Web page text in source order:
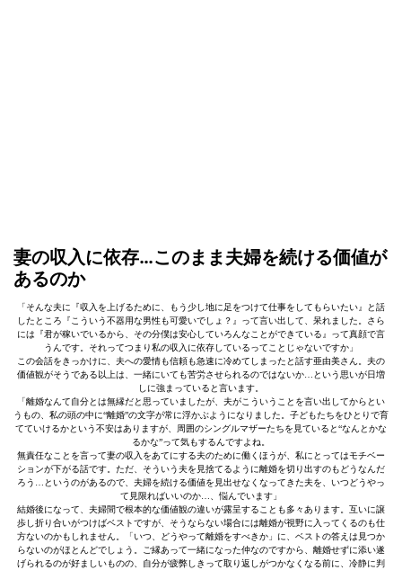
妻の収入に依存…このまま夫婦を続ける価値が
あるのか
「そんな夫に『収入を上げるために、もう少し地に足をつけて仕事をしてもらいたい』と話
したところ『こういう不器用な男性も可愛いでしょ？』って言い出して、呆れました。さら
には『君が稼いでいるから、その分僕は安心していろんなことができている』って真顔で言
うんです。それってつまり私の収入に依存しているってことじゃないですか」
この会話をきっかけに、夫への愛情も信頼も急速に冷めてしまったと話す亜由美さん。夫の
価値観がそうである以上は、一緒にいても苦労させられるのではないか…という思いが日増
しに強まっていると言います。
「離婚なんて自分とは無縁だと思っていましたが、夫がこういうことを言い出してからとい
うもの、私の頭の中に“離婚”の文字が常に浮かぶようになりました。子どもたちをひとりで育
てていけるかという不安はありますが、周囲のシングルマザーたちを見ていると“なんとかな
るかな”って気もするんですよね。
無責任なことを言って妻の収入をあてにする夫のために働くほうが、私にとってはモチベー
ションが下がる話です。ただ、そういう夫を見捨てるように離婚を切り出すのもどうなんだ
ろう…というのがあるので、夫婦を続ける価値を見出せなくなってきた夫を、いつどうやっ
て見限ればいいのか…、悩んでいます」
結婚後になって、夫婦間で根本的な価値観の違いが露呈することも多々あります。互いに譲
歩し折り合いがつけばベストですが、そうならない場合には離婚が視野に入ってくるのも仕
方ないのかもしれません。「いつ、どうやって離婚をすべきか」に、ベストの答えは見つか
らないのがほとんどでしょう。ご縁あって一緒になった仲なのですから、離婚せずに添い遂
げられるのが好ましいものの、自分が疲弊しきって取り返しがつかなくなる前に、冷静に判